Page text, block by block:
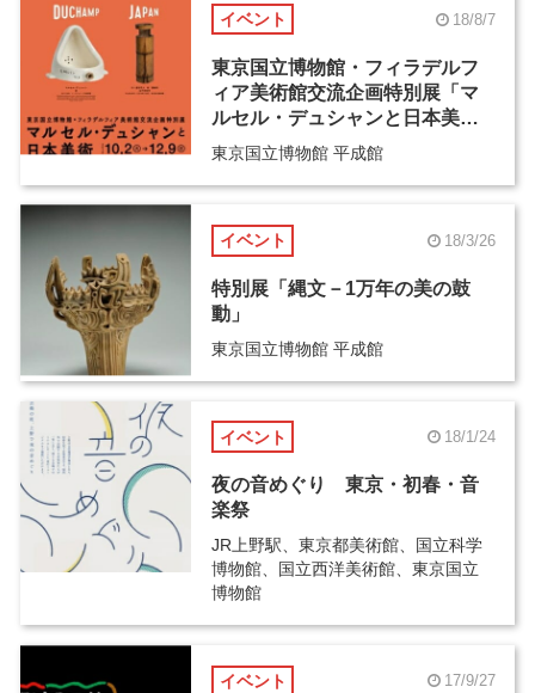
イベント 18/8/7
東京国立博物館・フィラデルフ
ィア美術館交流企画特別展「マ
ルセル・デュシャンと日本美
術」
東京国立博物館 平成館
イベント 18/3/26
特別展「縄文－1万年の美の鼓
動」
東京国立博物館 平成館
イベント 18/1/24
夜の音めぐり 東京・初春・音
楽祭
JR上野駅、東京都美術館、国立科学
博物館、国立西洋美術館、東京国立
博物館
イベント 17/9/27